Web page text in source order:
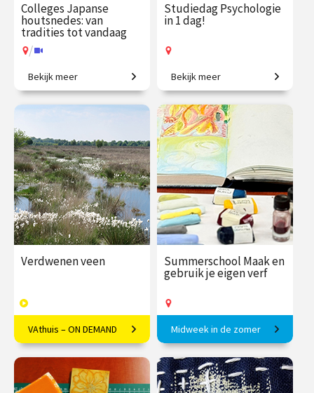
Colleges Japanse
houtsnedes: van
tradities tot vandaag
/
Eeuwenoude kunstvorm en
vakmanschap.
€ 145.00
nov.
/ Op locatie of online
Bekijk meer
Studiedag Psychologie
in 1 dag!
Voor nieuwsgierige denkers.
€ 65.00 / €
90.00
sep.
Op locatie
Bekijk meer
Verdwenen veen
Een verdwijnend element
van ons Nederlandse
€ 17.50
6
VAthuis – ON DEMAND
Summerschool Maak en
gebruik je eigen verf
Maak je eigen acrylverf, inkt,
pastel- en oliekrijt
€ 375.00
vanaf 10
Midweek in de zomer